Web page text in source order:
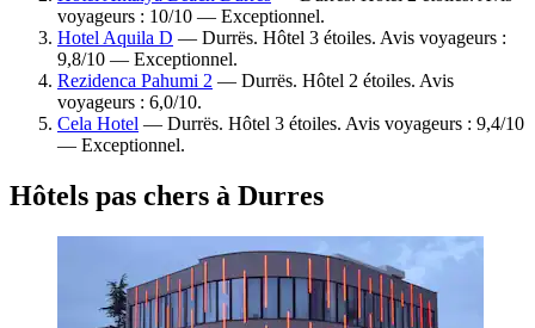
voyageurs : 10/10 — Exceptionnel.
Hotel Aquila D — Durrës. Hôtel 3 étoiles. Avis voyageurs :
9,8/10 — Exceptionnel.
Rezidenca Pahumi 2 — Durrës. Hôtel 2 étoiles. Avis
voyageurs : 6,0/10.
Cela Hotel — Durrës. Hôtel 3 étoiles. Avis voyageurs : 9,4/10
— Exceptionnel.
Hôtels pas chers à Durres